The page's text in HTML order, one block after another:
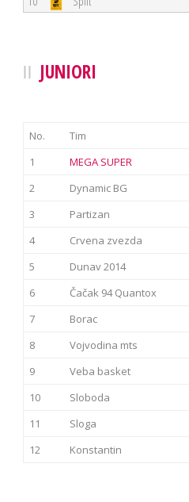
JUNIORI
No. Tim
1
MEGA SUPER
2
Dynamic BG
3
Partizan
4
Crvena zvezda
5
Dunav 2014
6
Čačak 94 Quantox
7
Borac
8
Vojvodina mts
9
Veba basket
10
Sloboda
11
Sloga
12
Konstantin